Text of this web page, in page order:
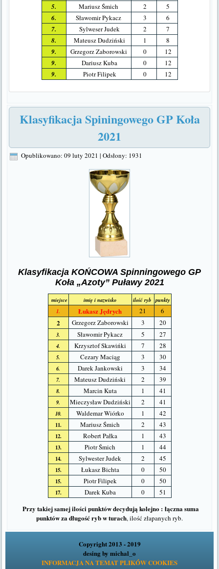
5.
Mariusz Śmich 2
5
6.
Sławomir Pykacz 3
6
7.
Sylweser Judek 2
7
8.
Mateusz Dudziński 1
8
9.
Grzegorz Zaborowski 0
12
9.
Dariusz Kuba 0
12
9.
Piotr Filipek 0 12
Klasyfikacja Spiningowego GP Koła
2021
Opublikowano: 09 luty 2021 |Odsłony: 1931
Klasyfikacja KOŃCOWA Spinningowego GP
Koła „Azoty” Puławy 2021
miejsce imię i nazwisko ilość ryb punkty
1.
Łukasz Jędrych 21 6
2 Grzegorz Zaborowski 3 20
3. Sławomir Pykacz 5 27
4. Krzysztof Skawińki 7 28
5. Cezary Maciąg 3 30
6. Darek Jankowski 3 34
7. Mateusz Dudziński 2 39
8. Marcin Kuta 1 41
9. Mieczysław Dudziński 2 41
10. Waldemar Wiórko 1 42
11. Mariusz Śmich 2 43
12. Robert Pałka 1 43
13. Piotr Śmich 1 44
14. Sylwester Judek 2 45
15. Łukasz Bichta 0 50
15. Piotr Filipek 0 50
17. Darek Kuba 0 51
Przy takiej samej ilości punktów decydują kolejno : łączna suma
punktów za długość ryb w turach, ilość złapanych ryb.
Copyright 2013 - 2019
desing by michal_o
INFORMACJA NA TEMAT PLIKÓW COOKIES